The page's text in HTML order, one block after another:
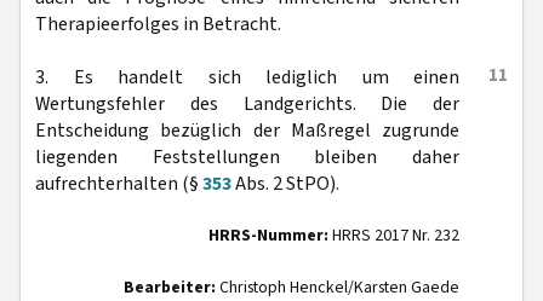
Therapieerfolges in Betracht.
11
3. Es handelt sich lediglich um einen
Wertungsfehler des Landgerichts. Die der
Entscheidung bezüglich der Maßregel zugrunde
liegenden Feststellungen bleiben daher
aufrechterhalten (§353Abs. 2 StPO).
HRRS-Nummer: HRRS 2017 Nr. 232
Bearbeiter: Christoph Henckel/Karsten Gaede